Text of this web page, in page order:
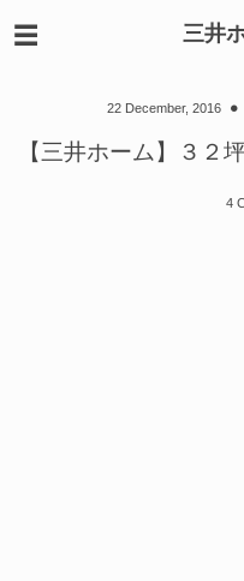
三井
22 December, 2016
【三井ホーム】３２
4